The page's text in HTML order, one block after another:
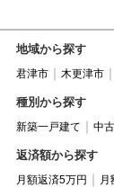
地域から探す
君津市 木更津市
種別から探す
新築一戸建て 中
返済額から探す
月額返済5万円 月